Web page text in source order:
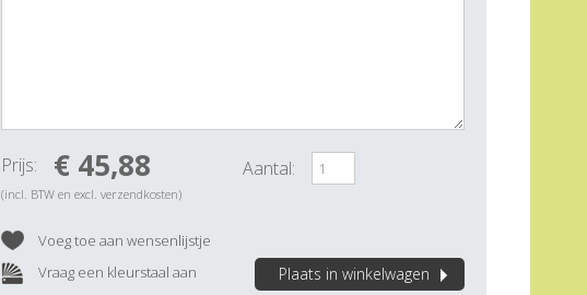
Plaats in winkelwagen
Prijs: € 45,88
(incl. BTW en excl. verzendkosten)
Aantal:
Voeg toe aan wensenlijstje
Vraag een kleurstaal aan